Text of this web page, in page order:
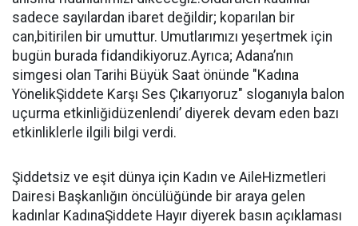
sadece sayılardan ibaret değildir; koparılan bir
can,bitirilen bir umuttur. Umutlarımızı yeşertmek için
bugün burada fidandikiyoruz.Ayrıca; Adana’nın
simgesi olan Tarihi Büyük Saat önünde "Kadına
YönelikŞiddete Karşı Ses Çıkarıyoruz" sloganıyla balon
uçurma etkinliğidüzenlendi’ diyerek devam eden bazı
etkinliklerle ilgili bilgi verdi.
Şiddetsiz ve eşit dünya için Kadın ve AileHizmetleri
Dairesi Başkanlığın öncülüğünde bir araya gelen
kadınlar KadınaŞiddete Hayır diyerek basın açıklaması